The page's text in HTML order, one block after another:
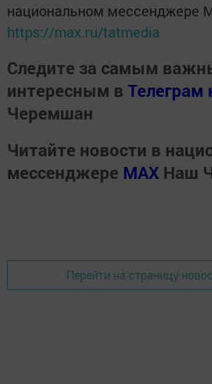
национальном мессенджере
https://max.ru/tatmedia
Следите за самым
интересным в Телеграм
Черемшан
Читайте новости в
мессенджере MАХ Наш
Перейти на страницу